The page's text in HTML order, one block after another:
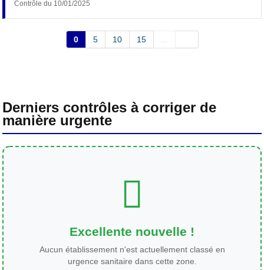
Contrôle du 10/01/2025
0 5 10 15 ...
Derniers contrôles à corriger de
manière urgente
Excellente nouvelle !
Aucun établissement n'est actuellement classé en
urgence sanitaire dans cette zone.